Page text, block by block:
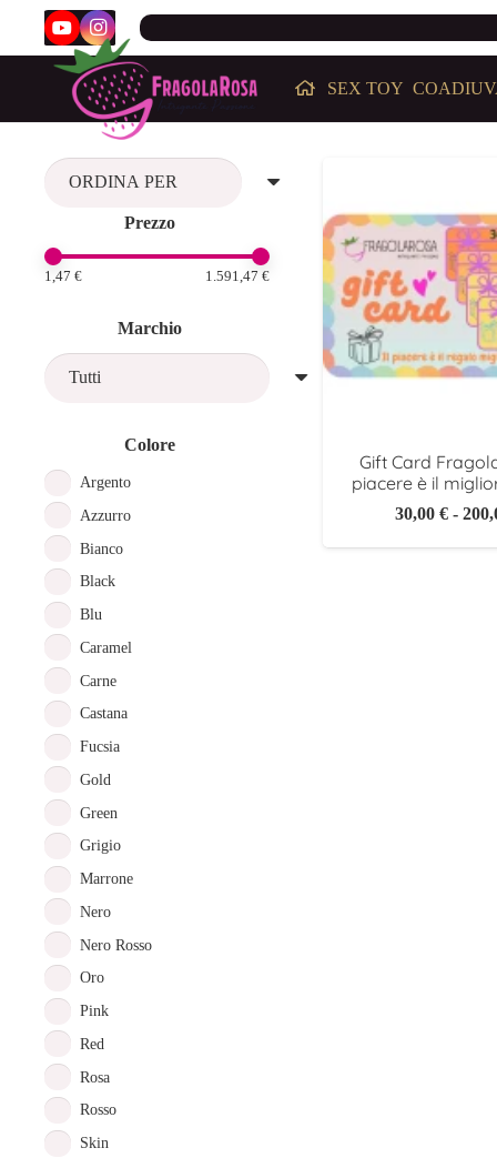
SEX TOY
Prezzo
1,47 € 1.591,47 €
Marchio
Colore
Argento
Azzurro
Bianco
Black
Blu
Caramel
Carne
Castana
Fucsia
Gold
Green
Grigio
Marrone
Nero
Nero Rosso
Oro
Pink
Red
Rosa
Rosso
Skin
Gift Card
piacere è il
30,00€ -